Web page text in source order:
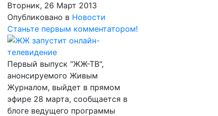
Вторник, 26 Март 2013
Опубликовано в Новости
Станьте первым комментатором!
Первый выпуск "ЖЖ-ТВ",
анонсируемого Живым
Журналом, выйдет в прямом
эфире 28 марта, сообщается в
блоге ведущего программы